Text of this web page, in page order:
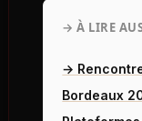
→ À LIRE
→
Bordeaux